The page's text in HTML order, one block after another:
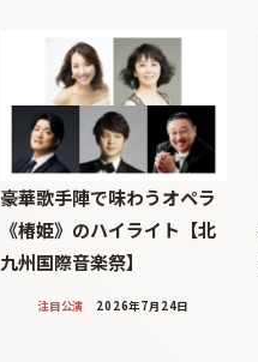
豪華歌手陣で味わうオペラ
《椿姫》のハイライト【北
九州国際音楽祭】
注目公演 2026年7月24日